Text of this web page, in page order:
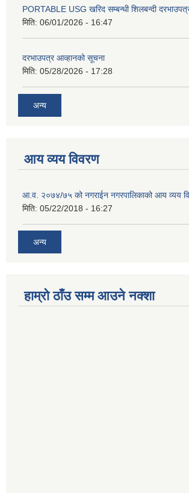
PORTABLE USG खरिद सम्बन्धी शिलबन्दी
मिति: 06/01/2026 - 16:47
दरभाउपत्र आव्हानको सूचना
मिति: 05/28/2026 - 17:28
अन्य
आय व्यय विवरण
आ.व. २०७४/७५ को नगराईन नगरपालिकाको आय व्यय
मिति: 05/22/2018 - 16:27
अन्य
हाम्रो ठाँउ सम्म आउने नक्शा